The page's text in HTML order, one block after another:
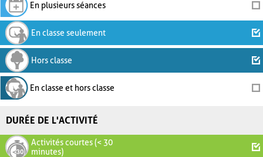
En plusieurs séances
En classe seulement
Hors classe
En classe et hors classe
DURÉE DE L'ACTIVITÉ
Activités courtes (< 30
minutes)